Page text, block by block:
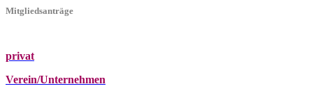
Mitgliedsanträge
privat
Verein/Unternehmen